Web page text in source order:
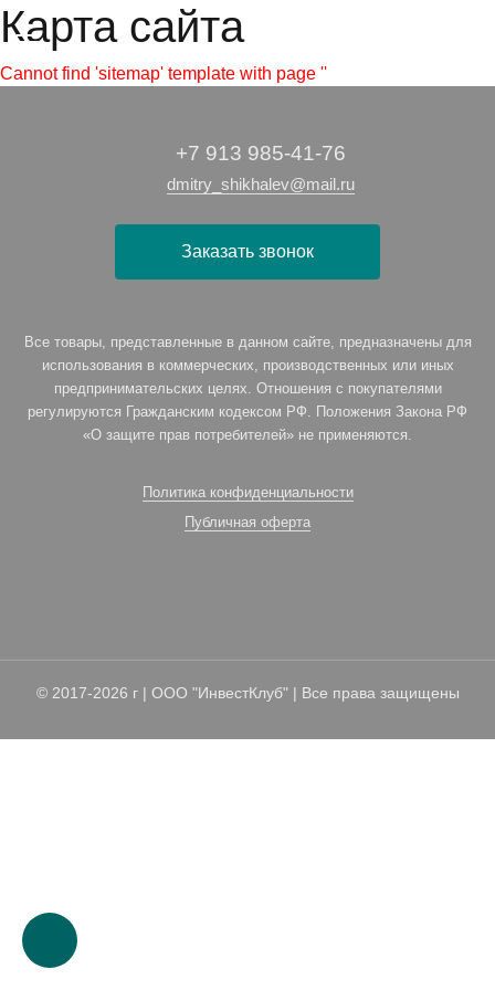
Карта сайта
Cannot find 'sitemap' template with page ''
+7 913 985-41-76
dmitry_shikhalev@mail.ru
Заказать звонок
Все товары, представленные в данном сайте, предназначены для
использования в коммерческих, производственных или иных
предпринимательских целях. Отношения с покупателями
регулируются Гражданским кодексом РФ. Положения Закона РФ
«О защите прав потребителей» не применяются.
Политика конфиденциальности
Публичная оферта
© 2017-2026 г | ООО "ИнвестКлуб" | Все права защищены